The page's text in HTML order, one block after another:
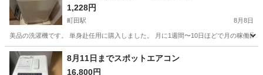
1,228円
町田駅 8月8日
美品の洗濯機です。 単身赴任用に購入しました。 月に1週間〜10日ほどで月の稼働回
東京 町田市 町田駅 生活家電
8月11日までスポットエアコン
16,800円